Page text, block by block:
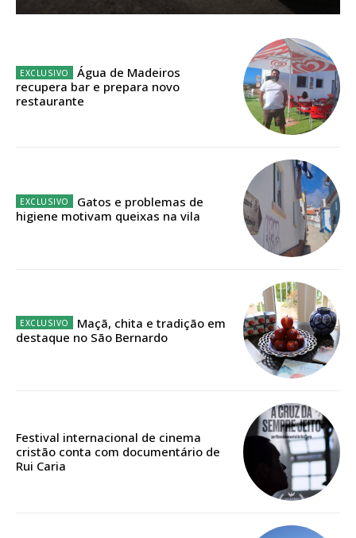
Escolha o plano de assinatura desejado:
32€
Edição em papel entregue à Quinta-feira em sua
casa
Acesso ao conteúdo online
Acesso aos conteúdos Exclusivos para
Escolha o plano
Água de Madeiros
recupera bar e prepara novo
restaurante
Gatos e problemas de
higiene motivam queixas na vila
Maçã, chita e tradição em
destaque no São Bernardo
Festival internacional de cinema
cristão conta com documentário de
Rui Caria